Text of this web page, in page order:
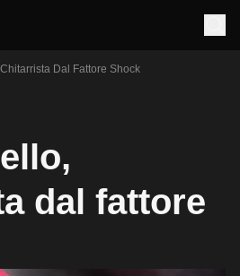
Dal Fattore Shock
dal fattore